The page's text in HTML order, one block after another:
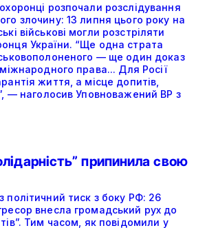
розпочали розслідування
злочину: 13 липня цього року на
військові могли розстріляти
України. “Ще одна страта
— ще один доказ
права... Для Росії
життя, а місце допитів,
— наголосив Уповноважений ВР з
припинила свою
політичний тиск з боку РФ: 26
внесла громадський рух до
Тим часом, як повідомили у